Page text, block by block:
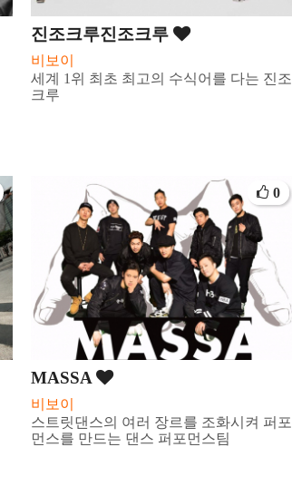
진조크루진조크루
비보이
세계 1위 최초 최고의 수식어를 다는 진조
크루
MASSA
비보이
스트릿댄스의 여러 장르를 조화시켜 퍼포
먼스를 만드는 댄스 퍼포먼스팀
0